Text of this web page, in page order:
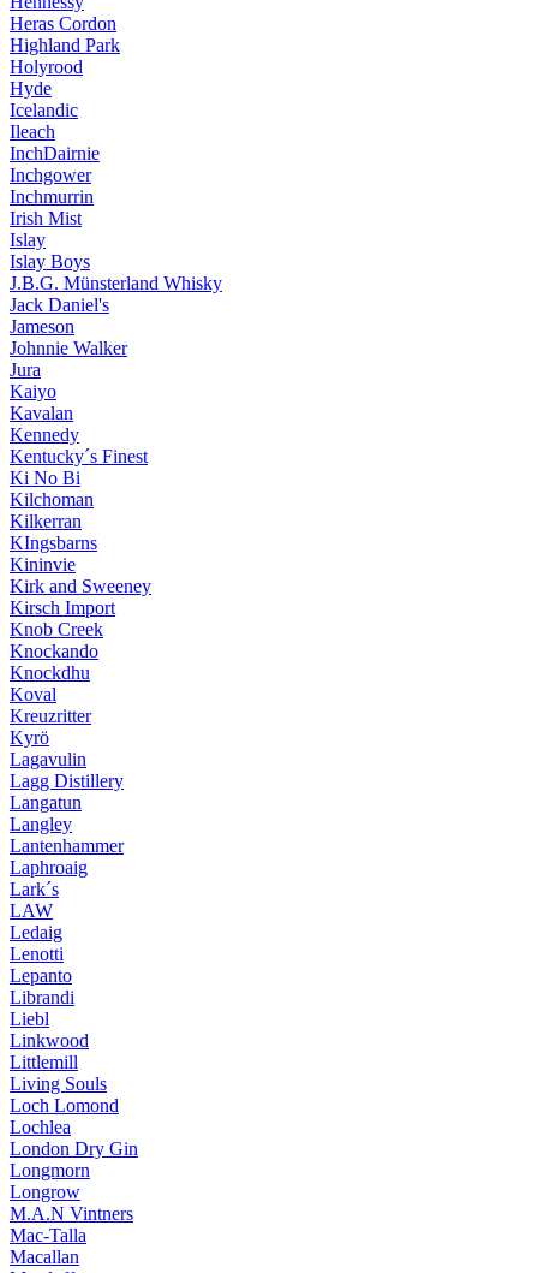
Heras Cordon
Highland Park
Holyrood
Hyde
Icelandic
Ileach
InchDairnie
Inchgower
Inchmurrin
Irish Mist
Islay
Islay Boys
J.B.G. Münsterland Whisky
Jack Daniel's
Jameson
Johnnie Walker
Jura
Kaiyo
Kavalan
Kennedy
Kentucky´s Finest
Ki No Bi
Kilchoman
Kilkerran
KIngsbarns
Kininvie
Kirk and Sweeney
Kirsch Import
Knob Creek
Knockando
Knockdhu
Koval
Kreuzritter
Kyrö
Lagavulin
Lagg Distillery
Langatun
Langley
Lantenhammer
Laphroaig
Lark´s
LAW
Ledaig
Lenotti
Lepanto
Librandi
Liebl
Linkwood
Littlemill
Living Souls
Loch Lomond
Lochlea
London Dry Gin
Longmorn
Longrow
M.A.N Vintners
Mac-Talla
Macallan